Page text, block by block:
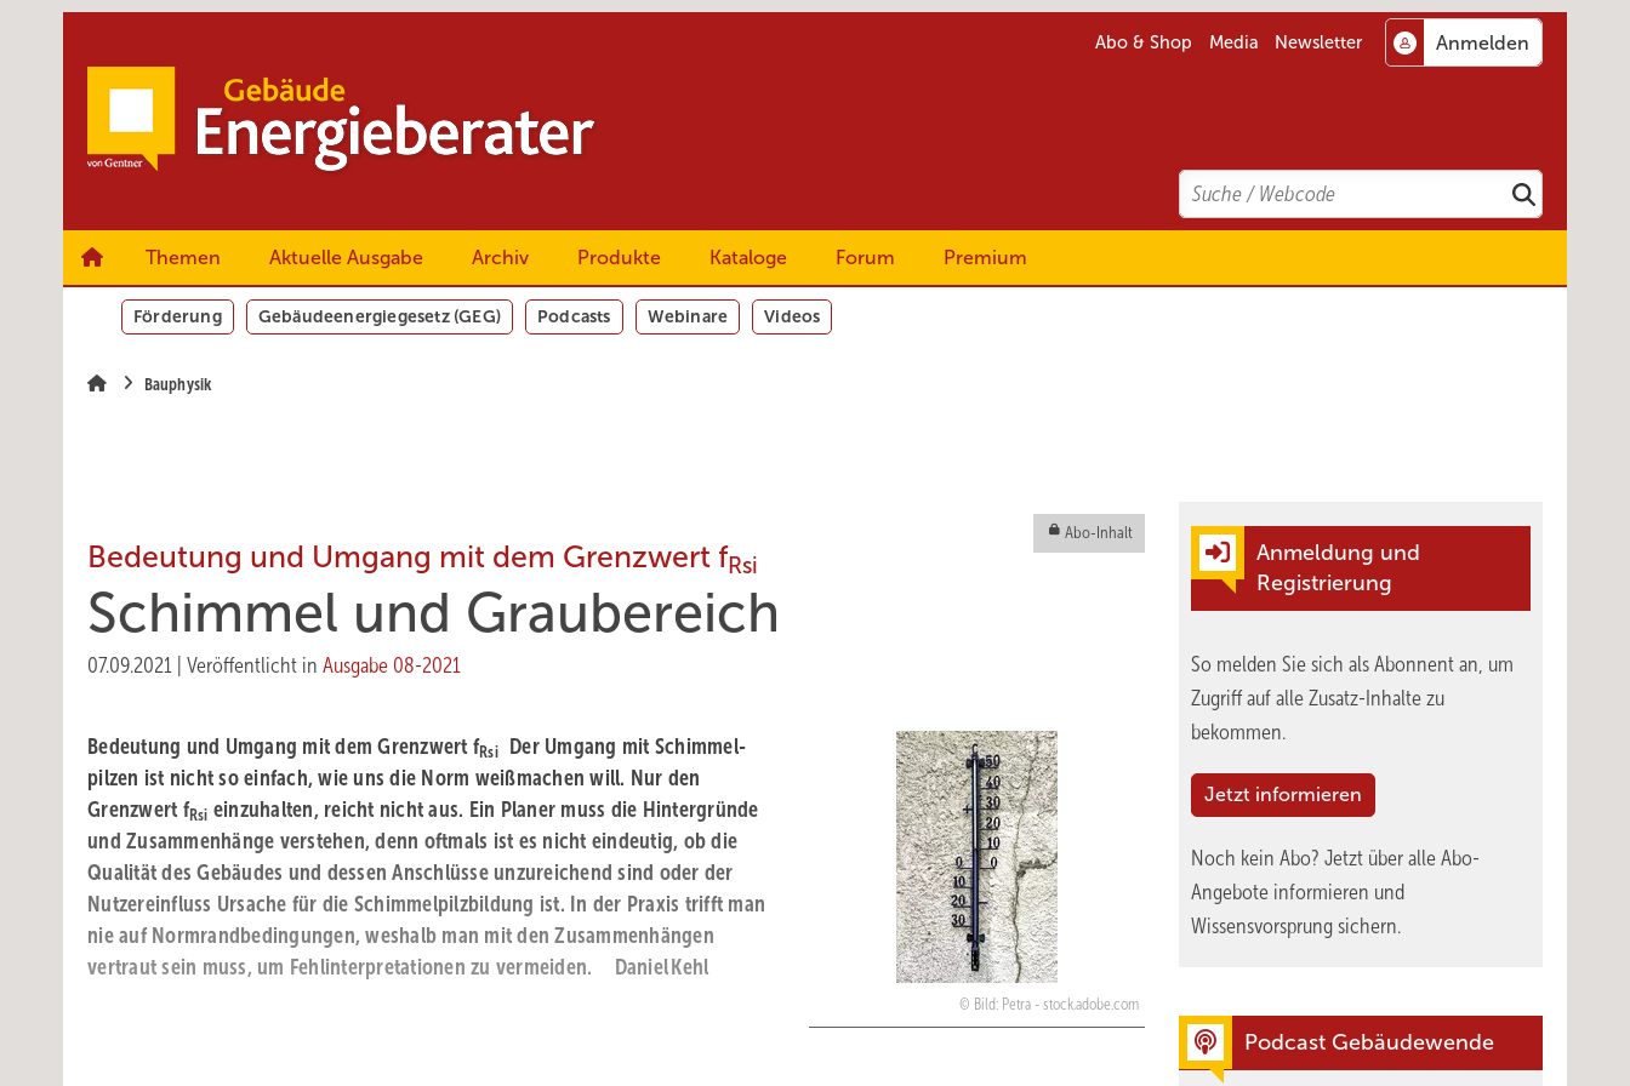
Abo & Shop Media Newsletter
Search
Suchen
Themen Aktuelle Ausgabe Archiv Produkte Kataloge Forum Premium
Förderung Gebäudeenergiegesetz (GEG) Podcasts Webinare Videos
Bauphysik
Abo-Inhalt
Bedeutung und Umgang mit dem Grenzwert fRsi
Schimmel und Graubereich
07.09.2021 Veröffentlicht in Ausgabe 08-2021
Bild: Petra - stock.adobe.com
Bedeutung und Umgang mit dem Grenzwert fRsiDer Umgang mit Schimmel­
pilzen ist nicht so einfach, wie uns die Norm weißmachen will. Nur den
Grenzwert fRsi einzuhalten, reicht nicht aus. Ein Planer muss die Hintergründe
und Zusammenhänge verstehen, denn oftmals ist es nicht eindeutig, ob die
Qualität des Gebäudes und dessen Anschlüsse unzureichend sind oder der
Nutzereinfluss Ursache für die Schimmelpilzbildung ist. In der Praxis trifft man
nie auf Normrandbedingungen, weshalb man mit den Zusammenhängen
vertraut sein muss, um Fehl­interpretationen zu ­ver­meiden. ­Daniel Kehl
Anmeldung und
Registrierung
So melden Sie sich als Abonnent an, um
Zugriff auf alle Zusatz-Inhalte zu
bekommen.
Jetzt informieren
Noch kein Abo? Jetzt über alle Abo-
Angebote informieren und
Wissensvorsprung sichern.
Podcast Gebäudewende